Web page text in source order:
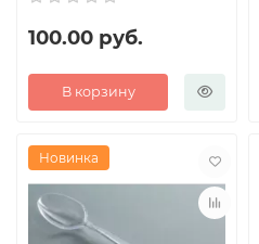
100.00 руб.
В корзину
Новинка